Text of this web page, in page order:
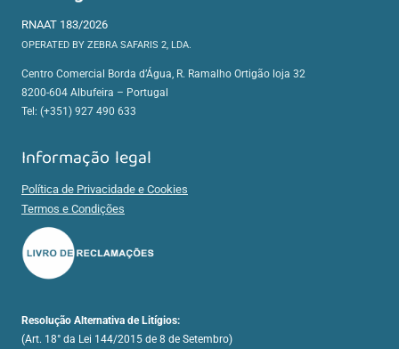
RNAAT 183/2026
OPERATED BY ZEBRA SAFARIS 2, LDA.
Centro Comercial Borda d’Água, R. Ramalho Ortigão loja 32
8200-604 Albufeira – Portugal
Tel: (+351) 927 490 633
Informação legal
Política de Privacidade e Cookies
Termos e Condições
Resolução Alternativa de Litígios:
(Art. 18° da Lei 144/2015 de 8 de Setembro)